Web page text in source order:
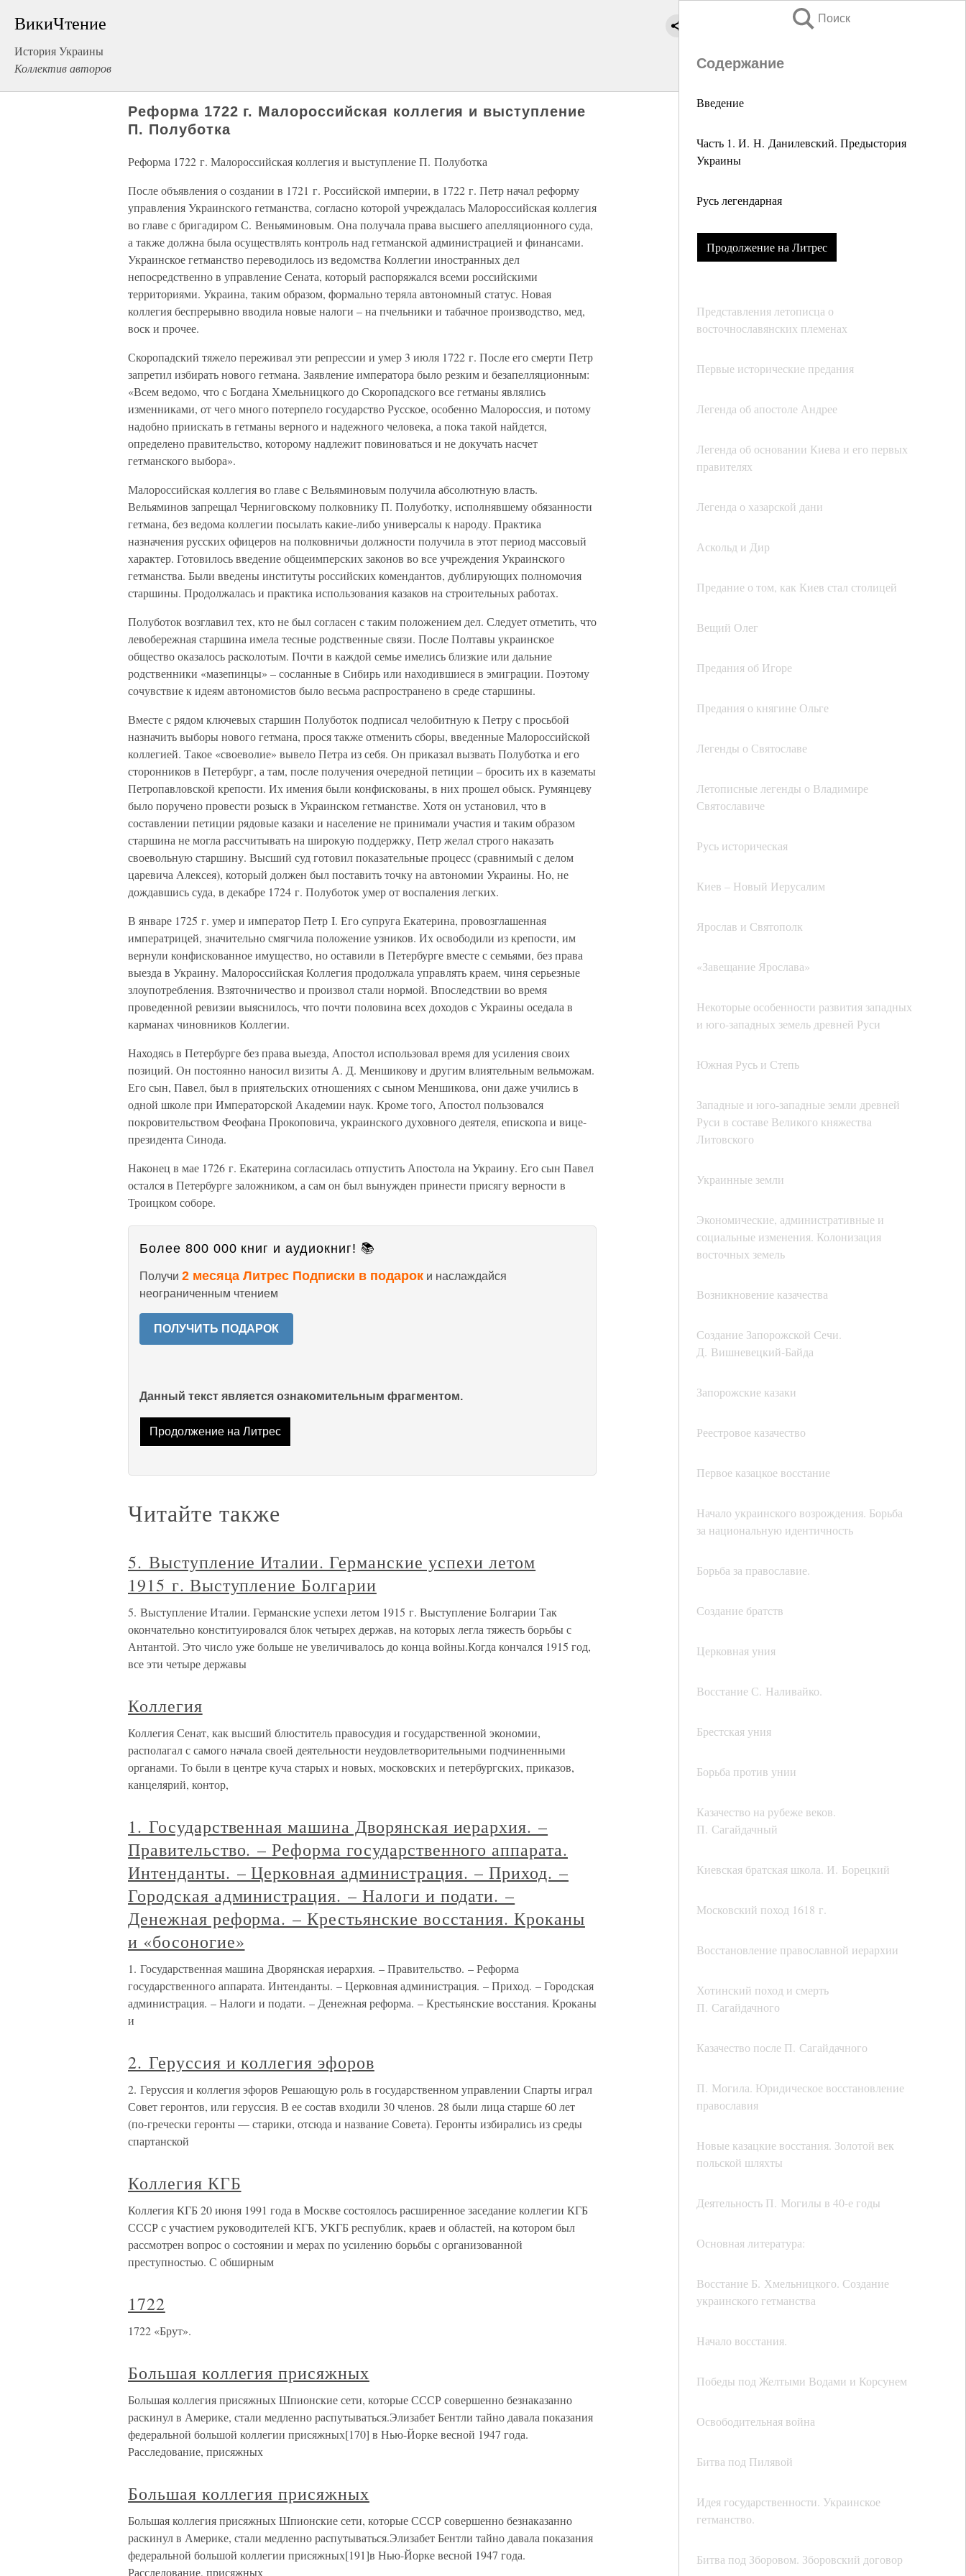
ВикиЧтение
История Украины
Коллектив авторов
Поиск
Содержание
Введение
Часть 1. И. Н. Данилевский. Предыстория
Украины
Русь легендарная
Продолжение на Литрес
Представления летописца о
восточнославянских племенах
Первые исторические предания
Легенда об апостоле Андрее
Легенда об основании Киева и его первых
правителях
Легенда о хазарской дани
Аскольд и Дир
Предание о том, как Киев стал столицей
Вещий Олег
Предания об Игоре
Предания о княгине Ольге
Легенды о Святославе
Летописные легенды о Владимире
Святославиче
Русь историческая
Киев – Новый Иерусалим
Ярослав и Святополк
«Завещание Ярослава»
Некоторые особенности развития западных
и юго-западных земель древней Руси
Южная Русь и Степь
Западные и юго-западные земли древней
Руси в составе Великого княжества
Литовского
Украинные земли
Экономические, административные и
социальные изменения. Колонизация
восточных земель
Возникновение казачества
Создание Запорожской Сечи.
Д. Вишневецкий-Байда
Запорожские казаки
Реестровое казачество
Первое казацкое восстание
Начало украинского возрождения. Борьба
за национальную идентичность
Борьба за православие.
Создание братств
Церковная уния
Восстание С. Наливайко.
Брестская уния
Борьба против унии
Казачество на рубеже веков.
П. Сагайдачный
Киевская братская школа. И. Борецкий
Московский поход 1618 г.
Восстановление православной иерархии
Хотинский поход и смерть
П. Сагайдачного
Казачество после П. Сагайдачного
П. Могила. Юридическое восстановление
православия
Новые казацкие восстания. Золотой век
польской шляхты
Деятельность П. Могилы в 40-е годы
Основная литература:
Восстание Б. Хмельницкого. Создание
украинского гетманства
Начало восстания.
Победы под Желтыми Водами и Корсунем
Освободительная война
Битва под Пилявой
Идея государственности. Украинское
гетманство.
Битва под Зборовом. Зборовский договор
Реформа 1722 г. Малороссийская коллегия и выступление
П. Полуботка
Реформа 1722 г. Малороссийская коллегия и выступление П. Полуботка
После объявления о создании в 1721 г. Российской империи, в 1722 г. Петр начал реформу
управления Украинского гетманства, согласно которой учреждалась Малороссийская коллегия
во главе с бригадиром С. Веньяминовым. Она получала права высшего апелляционного суда,
а также должна была осуществлять контроль над гетманской администрацией и финансами.
Украинское гетманство переводилось из ведомства Коллегии иностранных дел
непосредственно в управление Сената, который распоряжался всеми российскими
территориями. Украина, таким образом, формально теряла автономный статус. Новая
коллегия беспрерывно вводила новые налоги – на пчельники и табачное производство, мед,
воск и прочее.
Скоропадский тяжело переживал эти репрессии и умер 3 июля 1722 г. После его смерти Петр
запретил избирать нового гетмана. Заявление императора было резким и безапелляционным:
«Всем ведомо, что с Богдана Хмельницкого до Скоропадского все гетманы являлись
изменниками, от чего много потерпело государство Русское, особенно Малороссия, и потому
надобно приискать в гетманы верного и надежного человека, а пока такой найдется,
определено правительство, которому надлежит повиноваться и не докучать насчет
гетманского выбора».
Малороссийская коллегия во главе с Вельяминовым получила абсолютную власть.
Вельяминов запрещал Черниговскому полковнику П. Полуботку, исполнявшему обязанности
гетмана, без ведома коллегии посылать какие-либо универсалы к народу. Практика
назначения русских офицеров на полковничьи должности получила в этот период массовый
характер. Готовилось введение общеимперских законов во все учреждения Украинского
гетманства. Были введены институты российских комендантов, дублирующих полномочия
старшины. Продолжалась и практика использования казаков на строительных работах.
Полуботок возглавил тех, кто не был согласен с таким положением дел. Следует отметить, что
левобережная старшина имела тесные родственные связи. После Полтавы украинское
общество оказалось расколотым. Почти в каждой семье имелись близкие или дальние
родственники «мазепинцы» – сосланные в Сибирь или находившиеся в эмиграции. Поэтому
сочувствие к идеям автономистов было весьма распространено в среде старшины.
Вместе с рядом ключевых старшин Полуботок подписал челобитную к Петру с просьбой
назначить выборы нового гетмана, прося также отменить сборы, введенные Малороссийской
коллегией. Такое «своеволие» вывело Петра из себя. Он приказал вызвать Полуботка и его
сторонников в Петербург, а там, после получения очередной петиции – бросить их в казематы
Петропавловской крепости. Их имения были конфискованы, в них прошел обыск. Румянцеву
было поручено провести розыск в Украинском гетманстве. Хотя он установил, что в
составлении петиции рядовые казаки и население не принимали участия и таким образом
старшина не могла рассчитывать на широкую поддержку, Петр желал строго наказать
своевольную старшину. Высший суд готовил показательные процесс (сравнимый с делом
царевича Алексея), который должен был поставить точку на автономии Украины. Но, не
дождавшись суда, в декабре 1724 г. Полуботок умер от воспаления легких.
В январе 1725 г. умер и император Петр I. Его супруга Екатерина, провозглашенная
императрицей, значительно смягчила положение узников. Их освободили из крепости, им
вернули конфискованное имущество, но оставили в Петербурге вместе с семьями, без права
выезда в Украину. Малороссийская Коллегия продолжала управлять краем, чиня серьезные
злоупотребления. Взяточничество и произвол стали нормой. Впоследствии во время
проведенной ревизии выяснилось, что почти половина всех доходов с Украины оседала в
карманах чиновников Коллегии.
Находясь в Петербурге без права выезда, Апостол использовал время для усиления своих
позиций. Он постоянно наносил визиты А. Д. Меншикову и другим влиятельным вельможам.
Его сын, Павел, был в приятельских отношениях с сыном Меншикова, они даже учились в
одной школе при Императорской Академии наук. Кроме того, Апостол пользовался
покровительством Феофана Прокоповича, украинского духовного деятеля, епископа и вице-
президента Синода.
Наконец в мае 1726 г. Екатерина согласилась отпустить Апостола на Украину. Его сын Павел
остался в Петербурге заложником, а сам он был вынужден принести присягу верности в
Троицком соборе.
Более 800 000 книг и аудиокниг! 📚
Получи 2 месяца Литрес Подписки в подарок и наслаждайся
неограниченным чтением
ПОЛУЧИТЬ ПОДАРОК
Данный текст является ознакомительным фрагментом.
Продолжение на Литрес
Читайте также
5. Выступление Италии. Германские успехи летом
1915 г. Выступление Болгарии
5. Выступление Италии. Германские успехи летом 1915 г. Выступление Болгарии Так
окончательно конституировался блок четырех держав, на которых легла тяжесть борьбы с
Антантой. Это число уже больше не увеличивалось до конца войны.Когда кончался 1915 год,
все эти четыре державы
Коллегия
Коллегия Сенат, как высший блюститель правосудия и государственной экономии,
располагал с самого начала своей деятельности неудовлетворительными подчиненными
органами. То были в центре куча старых и новых, московских и петербургских, приказов,
канцелярий, контор,
1. Государственная машина Дворянская иерархия. –
Правительство. – Реформа государственного аппарата.
Интенданты. – Церковная администрация. – Приход. –
Городская администрация. – Налоги и подати. –
Денежная реформа. – Крестьянские восстания. Кроканы
и «босоногие»
1. Государственная машина Дворянская иерархия. – Правительство. – Реформа
государственного аппарата. Интенданты. – Церковная администрация. – Приход. – Городская
администрация. – Налоги и подати. – Денежная реформа. – Крестьянские восстания. Кроканы
и
2. Геруссия и коллегия эфоров
2. Геруссия и коллегия эфоров Решающую роль в государственном управлении Спарты играл
Совет геронтов, или геруссия. В ее состав входили 30 членов. 28 были лица старше 60 лет
(по-гречески геронты — старики, отсюда и название Совета). Геронты избирались из среды
спартанской
Коллегия КГБ
Коллегия КГБ 20 июня 1991 года в Москве состоялось расширенное заседание коллегии КГБ
СССР с участием руководителей КГБ, УКГБ республик, краев и областей, на котором был
рассмотрен вопрос о состоянии и мерах по усилению борьбы с организованной
преступностью. С обширным
1722
1722 «Брут».
Большая коллегия присяжных
Большая коллегия присяжных Шпионские сети, которые СССР совершенно безнаказанно
раскинул в Америке, стали медленно распутываться.Элизабет Бентли тайно давала показания
федеральной большой коллегии присяжных[170] в Нью-Йорке весной 1947 года.
Расследование, присяжных
Большая коллегия присяжных
Большая коллегия присяжных Шпионские сети, которые СССР совершенно безнаказанно
раскинул в Америке, стали медленно распутываться.Элизабет Бентли тайно давала показания
федеральной большой коллегии присяжных[191]в Нью-Йорке весной 1947 года.
Расследование, присяжных